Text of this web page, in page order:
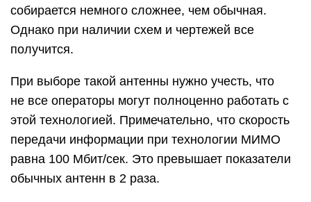
собирается немного сложнее, чем обычная.
Однако при наличии схем и чертежей все
получится.
При выборе такой антенны нужно учесть, что
не все операторы могут полноценно работать с
этой технологией. Примечательно, что скорость
передачи информации при технологии МИМО
равна 100 Мбит/сек. Это превышает показатели
обычных антенн в 2 раза.